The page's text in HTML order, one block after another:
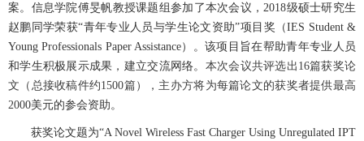
案。信息学院傅旻帆教授课题组参加了本次会议，2018级硕士研究生
赵鹏同学荣获“青年专业人员与学生论文资助”项目奖（IES Student &
Young Professionals Paper Assistance）。该项目旨在帮助青年专业人员
和学生积极展示成果，建立交流网络。 本次会议共评选出16篇获奖论
文（总接收稿件约1500篇），主办方将为每篇论文的获奖者提供最高
2000美元的参会资助。
获奖论文题为“A Novel Wireless Fast Charger Using Unregulated IPT